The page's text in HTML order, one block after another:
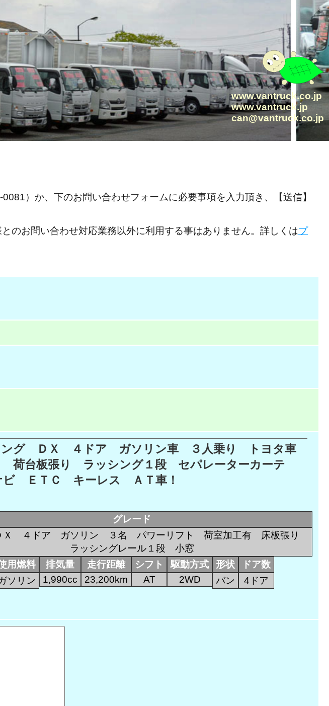
www.vantruck.co.jp
www.vantruck.jp
can@vantruck.co.jp
）か、下のお問い合わせフォームに必要事項を入力頂き、【送信】
のお問い合わせ対応業務以外に利用する事はありません。詳しくはプ
グ ＤＸ ４ドア ガソリン車 ３人乗り トヨタ車
荷台板張り ラッシング１段 セパレーターカーテ
ＥＴＣ キーレス ＡＴ車！
グレード
Ｘ ４ドア ガソリン ３名 パワーリフト 荷室加工有 床板張り
ラッシングレール１段 小窓
用燃料
ソリン
排気量
1,990cc
走行距離
23,200km
シフト
AT
駆動方式
2WD
形状
バン
ドア数
4ドア